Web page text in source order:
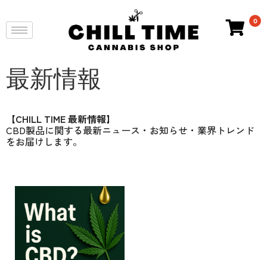
0
最新情報
【CHILL TIME 最新情報】
CBD製品に関する最新ニュース・お知らせ・業界トレンド
をお届けします。